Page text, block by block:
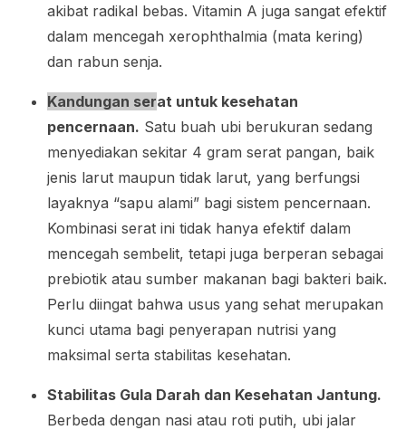
akibat radikal bebas. Vitamin A juga sangat efektif
dalam mencegah xerophthalmia (mata kering)
dan rabun senja.
Kandungan serat untuk kesehatan
pencernaan. Satu buah ubi berukuran sedang
menyediakan sekitar 4 gram serat pangan, baik
jenis larut maupun tidak larut, yang berfungsi
layaknya “sapu alami” bagi sistem pencernaan.
Kombinasi serat ini tidak hanya efektif dalam
mencegah sembelit, tetapi juga berperan sebagai
prebiotik atau sumber makanan bagi bakteri baik.
Perlu diingat bahwa usus yang sehat merupakan
kunci utama bagi penyerapan nutrisi yang
maksimal serta stabilitas kesehatan.
Stabilitas Gula Darah dan Kesehatan Jantung.
Berbeda dengan nasi atau roti putih, ubi jalar